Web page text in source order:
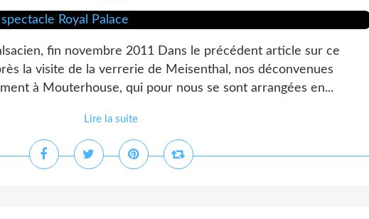
fin novembre 2011 Dans le précédent article sur ce
la visite de la verrerie de Meisenthal, nos déconvenues
à Mouterhouse, qui pour nous se sont arrangées en...
Lire la suite